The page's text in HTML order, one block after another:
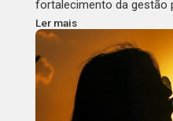
fortalecimento da gestão
Ler mais